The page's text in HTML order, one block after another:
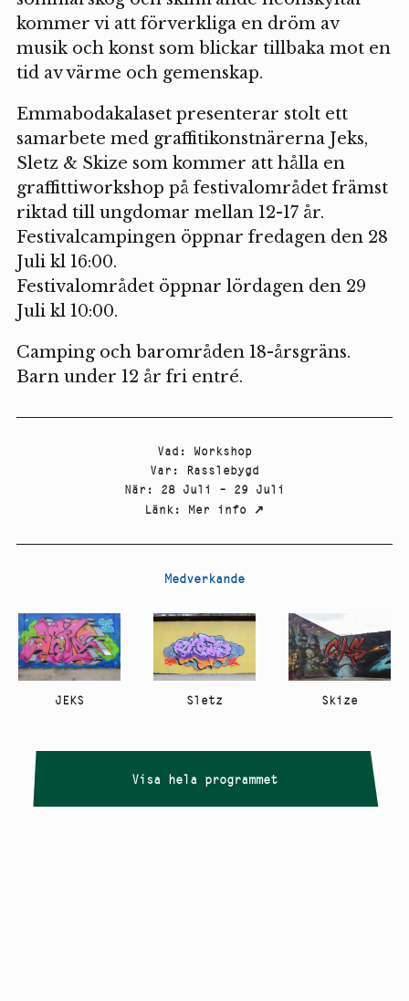
kommer vi att förverkliga en dröm av
musik och konst som blickar tillbaka mot en
tid av värme och gemenskap.
Emmabodakalaset presenterar stolt ett
samarbete med graffitikonstnärerna Jeks,
Sletz & Skize som kommer att hålla en
graffittiworkshop på festivalområdet främst
riktad till ungdomar mellan 12-17 år.
Festivalcampingen öppnar fredagen den 28
Juli kl 16:00.
Festivalområdet öppnar lördagen den 29
Juli kl 10:00.
Camping och barområden 18-årsgräns.
Barn under 12 år fri entré.
Vad : Workshop
Var :
Rasslebygd
När : 28 Juli – 29 Juli
Länk: Mer info ↗
Medverkande
JEKS Sletz Skize
Visa hela programmet